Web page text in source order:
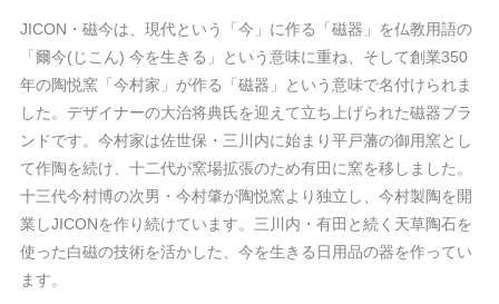
JICON・磁今は、現代という「今」に作る「磁器」を仏教用語の
「爾今(じこん) 今を生きる」という意味に重ね、そして創業350
年の陶悦窯「今村家」が作る「磁器」という意味で名付けられま
した。デザイナーの大治将典氏を迎えて立ち上げられた磁器ブラ
ンドです。今村家は佐世保・三川内に始まり平戸藩の御用窯とし
て作陶を続け、十二代が窯場拡張のため有田に窯を移しました。
十三代今村博の次男・今村肇が陶悦窯より独立し、今村製陶を開
業しJICONを作り続けています。三川内・有田と続く天草陶石を
使った白磁の技術を活かした、今を生きる日用品の器を作ってい
ます。